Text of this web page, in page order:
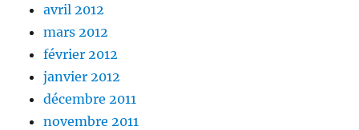
avril 2012
mars 2012
février 2012
janvier 2012
décembre 2011
novembre 2011